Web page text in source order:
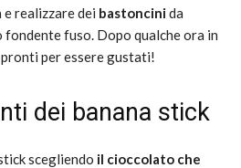
realizzare dei bastoncinida
fuso. Dopo qualche ora in
per essere gustati!
dei banana stick
scegliendo il cioccolato che